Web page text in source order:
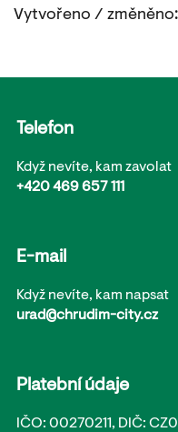
Vytvořeno /
Telefon
Když nevíte, kam zavolat
+420 469 657 111
E-mail
Když nevíte, kam napsat
urad@chrudim-city.cz
Platební údaje
IČO: 00270211, DIČ: